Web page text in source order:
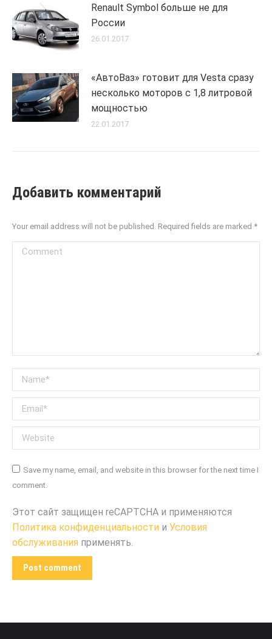
Renault Symbol больше не для
России
26.01.2017
«АвтоВаз» готовит для Vesta сразу
несколько моторов с 1,8 литровой
мощностью
22.01.2017
Добавить комментарий
Your email address will not be published. Required fields are marked *
Comment
Name *
Email *
Website
Save my name, email, and website in this browser for the next time I
comment.
Этот сайт защищен reCAPTCHA и применяются
Политика конфиденциальности и Условия
обслуживания применять.
Post comment